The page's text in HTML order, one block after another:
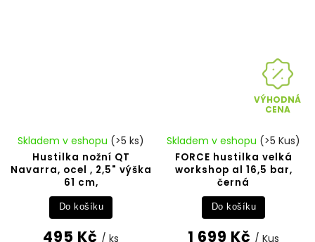
Hustilka nožní QT
Navarra, ocel , 2,5" výška
61 cm,
Skladem v eshopu (>5 ks)
495 Kč / ks
Do košíku
VÝHODNÁ
CENA
FORCE hustilka velká
workshop al 16,5 bar,
černá
Skladem v eshopu (>5 Kus)
1 699 Kč / Kus
Do košíku